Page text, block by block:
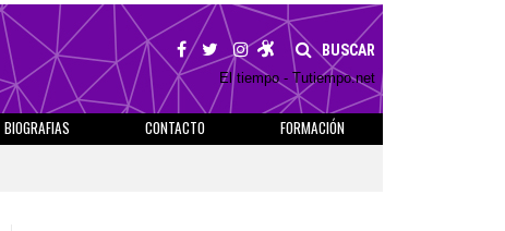
BUSCAR
El tiempo - Tutiempo.net
BIOGRAFIAS CONTACTO
FORMACIÓN